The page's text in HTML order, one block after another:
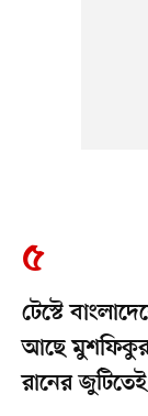
৫
টেস্টে
আছে মুশফিকুর
রানের